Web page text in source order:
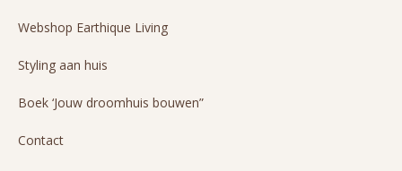
Webshop Earthique Living
Styling aan huis
Boek ‘Jouw droomhuis bouwen”
Contact